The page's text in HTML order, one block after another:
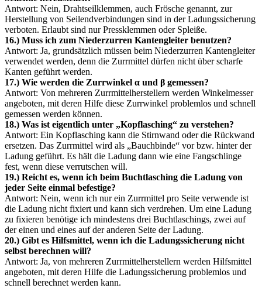
Antwort: Nein, Drahtseilklemmen, auch Frösche genannt, zur
Herstellung von Seilendverbindungen sind in der Ladungssicherung
verboten. Erlaubt sind nur Pressklemmen oder Spleiße.
16.) Muss ich zum Niederzurren Kantengleiter benutzen?
Antwort: Ja, grundsätzlich müssen beim Niederzurren Kantengleiter
verwendet werden, denn die Zurrmittel dürfen nicht über scharfe
Kanten geführt werden.
17.) Wie werden die Zurrwinkel α und β gemessen?
Antwort: Von mehreren Zurrmittelherstellern werden Winkelmesser
angeboten, mit deren Hilfe diese Zurrwinkel problemlos und schnell
gemessen werden können.
18.) Was ist eigentlich unter „Kopflasching“ zu verstehen?
Antwort: Ein Kopflasching kann die Stirnwand oder die Rückwand
ersetzen. Das Zurrmittel wird als „Bauchbinde“ vor bzw. hinter der
Ladung geführt. Es hält die Ladung dann wie eine Fangschlinge
fest, wenn diese verrutschen will.
19.) Reicht es, wenn ich beim Buchtlasching die Ladung von
jeder Seite einmal befestige?
Antwort: Nein, wenn ich nur ein Zurrmittel pro Seite verwende ist
die Ladung nicht fixiert und kann sich verdrehen. Um eine Ladung
zu fixieren benötige ich mindestens drei Buchtlaschings, zwei auf
der einen und eines auf der anderen Seite der Ladung.
20.) Gibt es Hilfsmittel, wenn ich die Ladungssicherung nicht
selbst berechnen will?
Antwort: Ja, von mehreren Zurrmittelherstellern werden Hilfsmittel
angeboten, mit deren Hilfe die Ladungssicherung problemlos und
schnell berechnet werden kann.